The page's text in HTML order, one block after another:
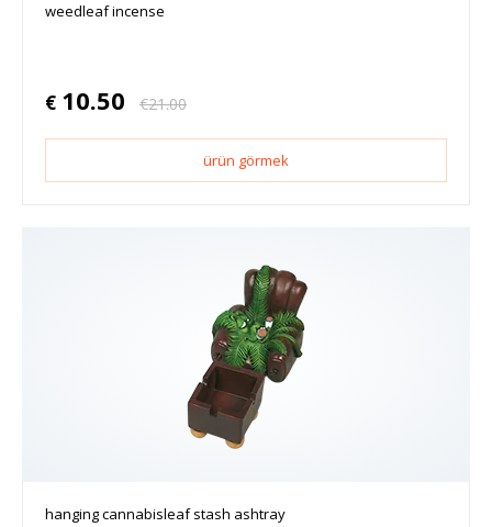
weedleaf incense
€ 10.50 €21.00
ürün görmek
hanging cannabisleaf stash ashtray